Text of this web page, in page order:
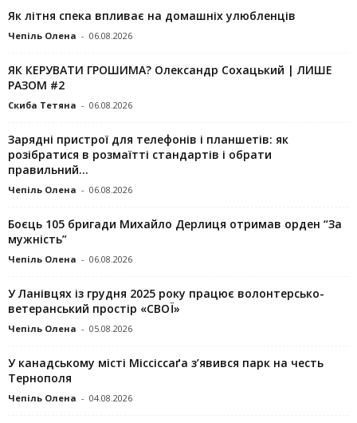
Як літня спека впливає на домашніх улюбленців
Чепіль Олена - 06.08.2026
ЯК КЕРУВАТИ ГРОШИМА? Олександр Сохацький | ЛИШЕ
РАЗОМ #2
Скиба Тетяна - 06.08.2026
Зарядні пристрої для телефонів і планшетів: як
розібратися в розмаїтті стандартів і обрати
правильний...
Чепіль Олена - 06.08.2026
Боєць 105 бригади Михайло Дерлиця отримав орден “За
мужність”
Чепіль Олена - 06.08.2026
У Ланівцях із грудня 2025 року працює волонтерсько-
ветеранський простір «СВОЇ»
Чепіль Олена - 05.08.2026
У канадському місті Міссіссаґа з’явився парк на честь
Тернополя
Чепіль Олена - 04.08.2026